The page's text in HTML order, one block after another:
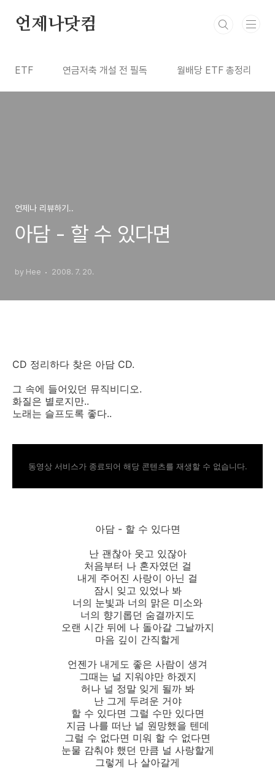
언제나닷컴
ETF 연금저축 개설 전 필독 월배당 ETF 총정리
언제나 리뷰하기..
아담 - 할 수 있다면
by Hee 2008. 7. 20.
CD 정리하다 찾은 아담 CD.
그 속에 들어있던 뮤직비디오.
화질은 별로지만..
노래는 슬프도록 좋다..
동영상 서비스가 종료되어 해당 콘텐츠를 재생할 수 없습니다.
아담 - 할 수 있다면
난 괜찮아 웃고 있잖아
처음부터 나 혼자였던 걸
내게 주어진 사랑이 아닌 걸
잠시 잊고 있었나 봐
너의 눈빛과 너의 맑은 미소와
너의 향기롭던 숨결까지도
오랜 시간 뒤에 나 돌아갈 그날까지
마음 깊이 간직할게
언젠가 내게도 좋은 사람이 생겨
그때는 널 지워야만 하겠지
허나 널 정말 잊게 될까 봐
난 그게 두려운 거야
할 수 있다면 그럴 수만 있다면
지금 나를 떠난 널 원망했을 텐데
그럴 수 없다면 미워 할 수 없다면
눈물 감춰야 했던 만큼 널 사랑할게
그렇게 나 살아갈게